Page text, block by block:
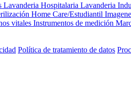
Lavanderia Hospitalaria Lavanderia
Home Care/Estudiantil
vitales Instrumentos de medición
Política de tratamiento de datos